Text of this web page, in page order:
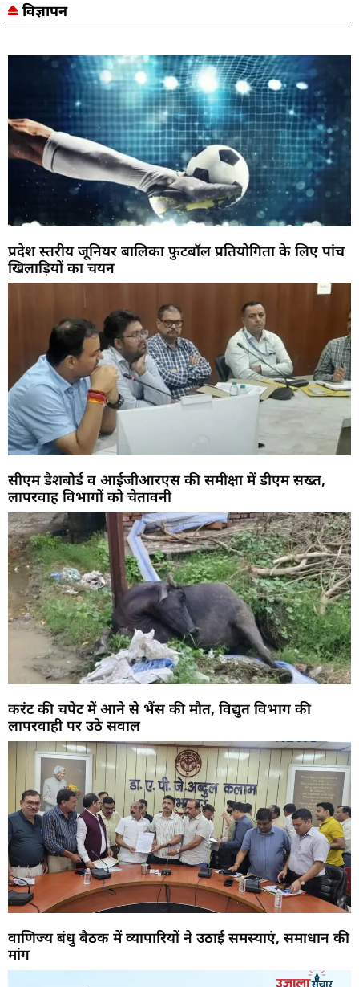
विज्ञापन
प्रदेश स्तरीय जूनियर बालिका फुटबॉल प्रतियोगिता के लिए पांच
खिलाड़ियों का चयन
सीएम डैशबोर्ड व आईजीआरएस की समीक्षा में डीएम सख्त,
लापरवाह विभागों को चेतावनी
करंट की चपेट में आने से भैंस की मौत, विद्युत विभाग की
लापरवाही पर उठे सवाल
वाणिज्य बंधु बैठक में व्यापारियों ने उठाई समस्याएं, समाधान की
मांग